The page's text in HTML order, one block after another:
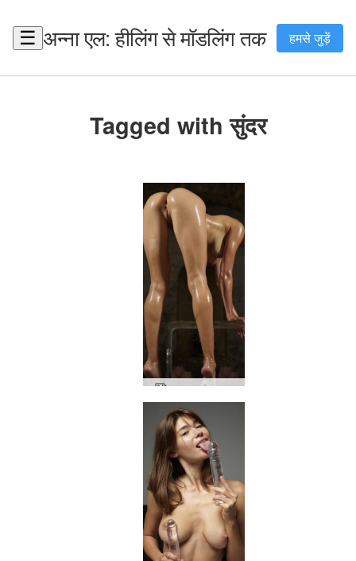
☰ अन्ना एल: हीलिंग से मॉडलिंग तक हमसे जुड़ें
Tagged with सुंदर
अन्ना एल सेक्स स्पा